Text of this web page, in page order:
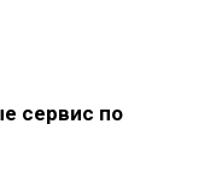
сервис по